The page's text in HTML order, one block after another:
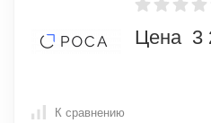
Цена 3
К сравнению